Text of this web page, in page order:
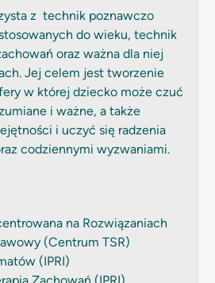
z technik poznawczo
do wieku, technik
oraz ważna dla niej
Jej celem jest tworzenie
w której dziecko może czuć
i ważne, a także
i uczyć się radzenia
codziennymi wyzwaniami.
na Rozwiązaniach
(Centrum TSR)
(IPRI)
Zachowań (IPRI)